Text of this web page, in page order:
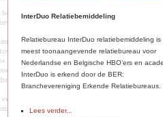
InterDuo Relatiebemiddeling
Relatiebureau InterDuo relatiebemiddeling is
meest toonaangevende relatiebureau voor
Nederlandse en Belgische HBO’ers en
InterDuo is erkend door de BER:
Branchevereniging Erkende Relatiebureaus.
Lees verder...